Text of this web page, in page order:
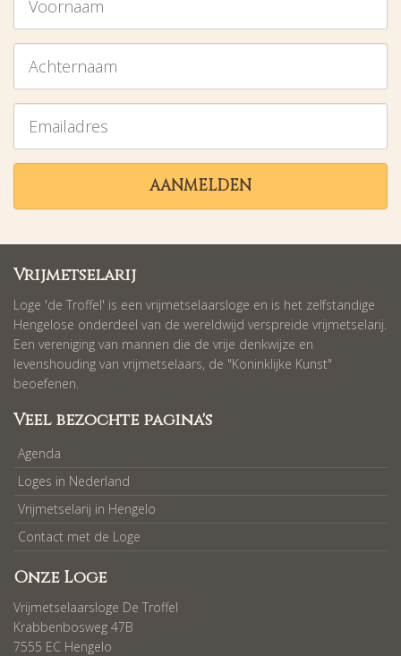
Achternaam
Emailadres
AANMELDEN
Vrijmetselarij
Loge 'de Troffel' is een vrijmetselaarsloge en is het zelfstandige
Hengelose onderdeel van de wereldwijd verspreide vrijmetselarij.
Een vereniging van mannen die de vrije denkwijze en
levenshouding van vrijmetselaars, de "Koninklijke Kunst"
beoefenen.
Veel bezochte pagina's
Agenda
Loges in Nederland
Vrijmetselarij in Hengelo
Contact met de Loge
Onze Loge
Vrijmetselaarsloge De Troffel
Krabbenbosweg 47B
7555 EC Hengelo